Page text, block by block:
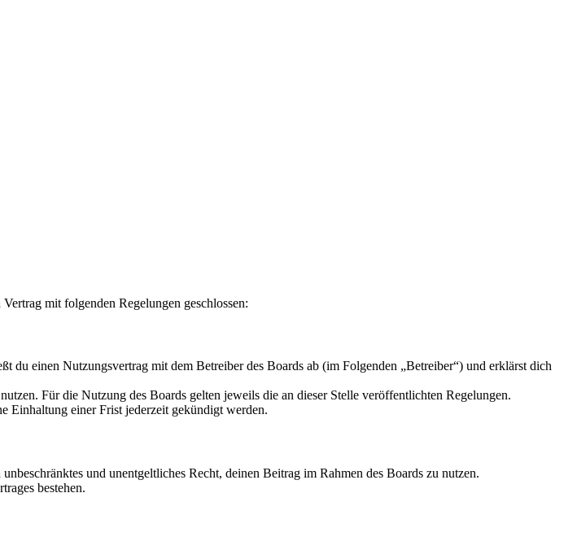
mit folgenden Regelungen geschlossen:
einen Nutzungsvertrag mit dem Betreiber des Boards ab (im Folgenden „Betreiber“) und erklärst dich
Für die Nutzung des Boards gelten jeweils die an dieser Stelle veröffentlichten Regelungen.
Einhaltung einer Frist jederzeit gekündigt werden.
und unentgeltliches Recht, deinen Beitrag im Rahmen des Boards zu nutzen.
bestehen.